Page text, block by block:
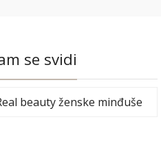
se svidi